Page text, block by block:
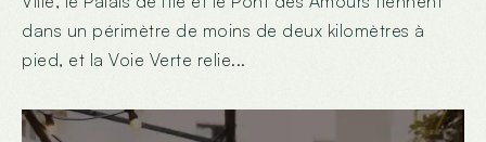
dans un périmètre de moins de deux kilomètres à
pied, et la Voie Verte relie...